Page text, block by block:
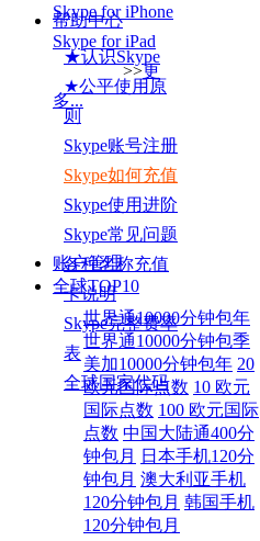
Skype for iPhone
Skype for iPad
>>更
多...
帮助中心
★认识Skype
★公平使用原
则
Skype账号注册
Skype如何充值
Skype使用进阶
Skype常见问题
各种名称充值
卡说明
Skype完整费率
表
全球国家代码
账户管理
全球TOP10
世界通10000分钟包年
世界通10000分钟包季
美加10000分钟包年 20
欧元国际点数 10 欧元
国际点数 100 欧元国际
点数 中国大陆通400分
钟包月
日本手机120分
钟包月 澳大利亚手机
120分钟包月 韩国手机
120分钟包月